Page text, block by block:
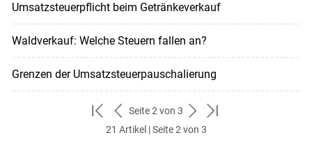
Umsatzsteuerpflicht beim Getränkeverkauf
Waldverkauf: Welche Steuern fallen an?
Grenzen der Umsatzsteuerpauschalierung
zum
ersten
zurück
zum
Seite 2 von 3
weiter
zum
zum
21 Artikel | Seite 2 von 3